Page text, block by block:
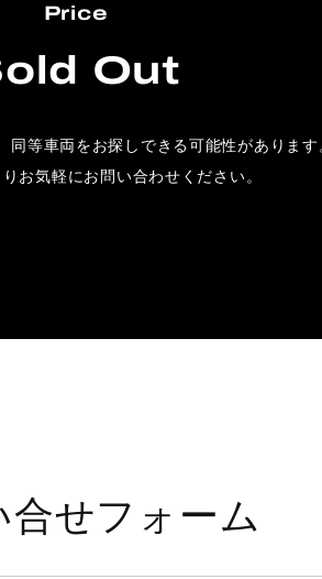
Price
Out
同等車両をお探しできる可能性があります
お気軽にお問い合わせください。
合せフォーム